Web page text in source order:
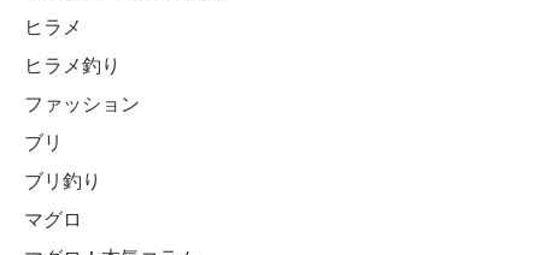
ヒラメ
ヒラメ釣り
ファッション
ブリ
ブリ釣り
マグロ